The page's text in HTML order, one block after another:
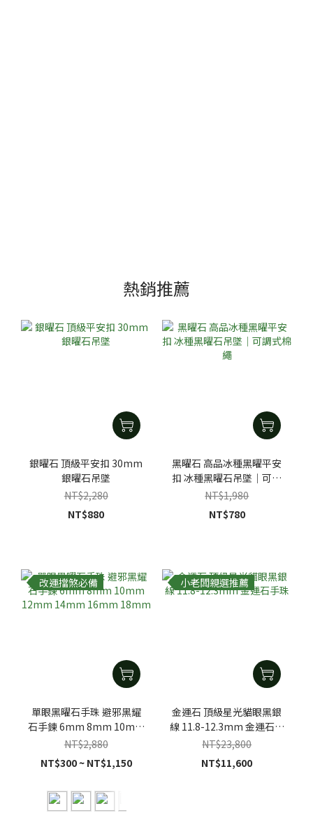
熱銷推薦
銀曜石 頂級平安扣 30mm
銀曜石吊墜
NT$2,280
NT$880
黑曜石 高品冰種黑曜平安
扣 冰種黑曜石吊墜｜可調
式棉繩
NT$1,980
NT$780
改運擋煞必備
單眼黑曜石手珠 避邪黑耀
石手鍊 6mm 8mm 10mm
12mm 14mm 16mm
NT$2,880
NT$300 ~ NT$1,150
小老闆親選推薦
金運石 頂級星光貓眼黑銀
線 11.8-12.3mm 金運石手
珠
NT$23,800
NT$11,600